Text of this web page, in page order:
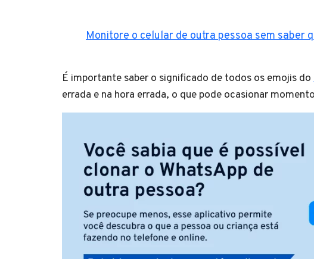
Monitore o celular de outra pessoa sem saber
É importante saber o significado de todos os emojis do
errada e na hora errada, o que pode ocasionar